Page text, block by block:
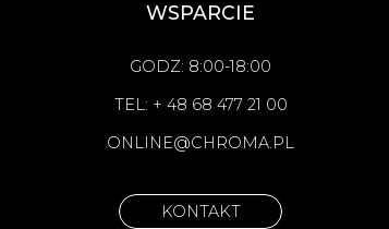
WSPARCIE
GODZ: 8:00-18:00
TEL: + 48 68 477 21 00
ONLINE@CHROMA.PL
KONTAKT